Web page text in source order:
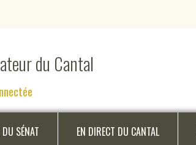
du Cantal
SÉNAT EN DIRECT DU CANTAL